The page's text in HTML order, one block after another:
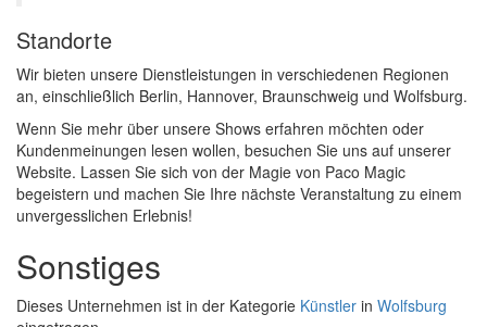
Standorte
Wir bieten unsere Dienstleistungen in verschiedenen Regionen
an, einschließlich Berlin, Hannover, Braunschweig und Wolfsburg.
Wenn Sie mehr über unsere Shows erfahren möchten oder
Kundenmeinungen lesen wollen, besuchen Sie uns auf unserer
Website. Lassen Sie sich von der Magie von Paco Magic
begeistern und machen Sie Ihre nächste Veranstaltung zu einem
unvergesslichen Erlebnis!
Sonstiges
Dieses Unternehmen ist in der Kategorie Künstler in Wolfsburg